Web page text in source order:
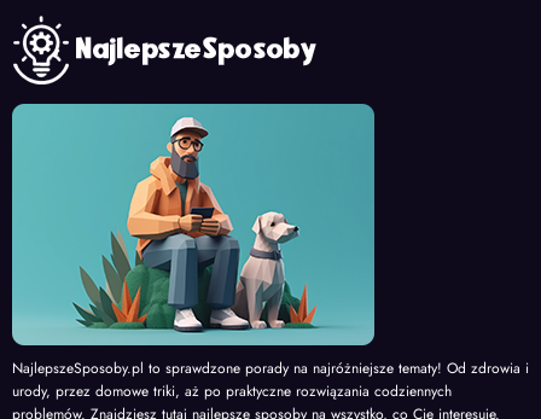
NajlepszeSposoby.pl to sprawdzone porady na najróżniejsze tematy! Od zdrowia i
urody, przez domowe triki, aż po praktyczne rozwiązania codziennych
problemów. Znajdziesz tutaj najlepsze sposoby na wszystko, co Cię interesuje.